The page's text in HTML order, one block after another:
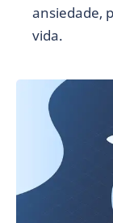
ansiedade,
vida.